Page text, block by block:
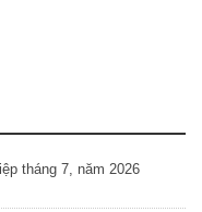
tháng 7, năm 2026